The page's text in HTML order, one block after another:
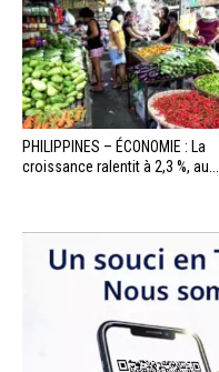
PHILIPPINES – ÉCONOMIE : La
croissance ralentit à 2,3 %, au...